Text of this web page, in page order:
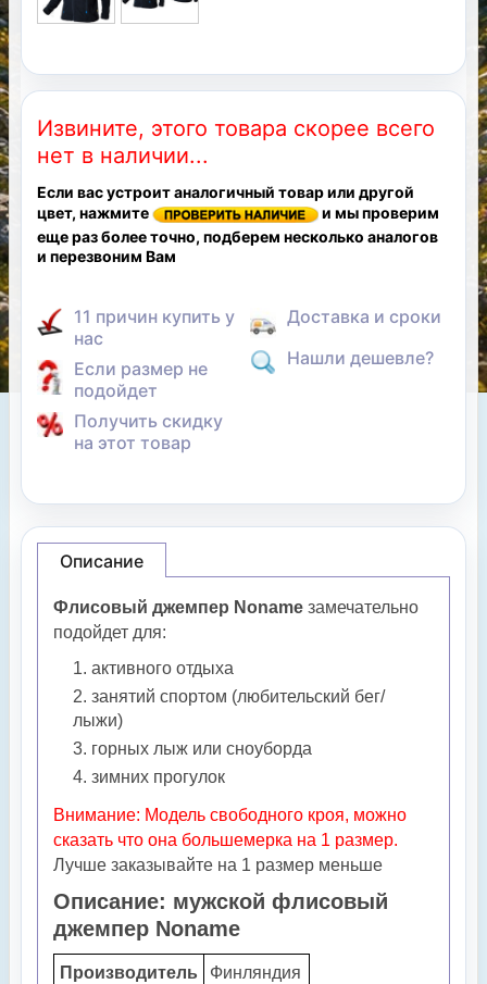
Извините, этого товара скорее всего
нет в наличии...
Если вас устроит аналогичный товар или другой
цвет, нажмите
и мы проверим
еще раз более точно, подберем несколько аналогов
и перезвоним Вам
11 причин купить у
нас
Если размер не
подойдет
Получить скидку
на этот товар
Доставка и сроки
Нашли дешевле?
Описание
Флисовый джемпер Noname замечательно
подойдет для:
активного отдыха
занятий спортом (любительский бег/
лыжи)
горных лыж или сноуборда
зимних прогулок
Внимание: Модель свободного кроя, можно
сказать что она большемерка на 1 размер.
Лучше заказывайте на 1 размер меньше
Описание: мужской флисовый
джемпер Noname
Производитель
Финляндия